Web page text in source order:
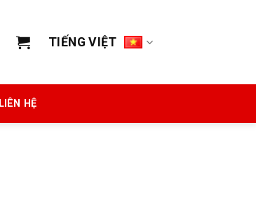
TIẾNG VIỆT
LIÊN HỆ